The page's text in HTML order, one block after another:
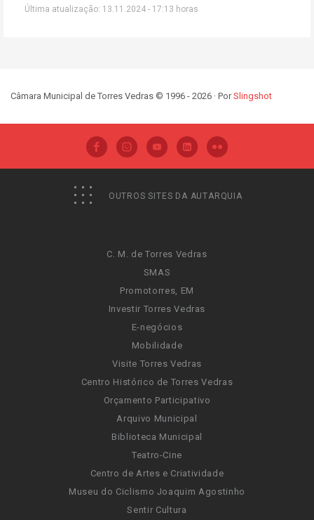
Última atualização: 13.11.2024 - 17:13 horas
Câmara Municipal de Torres Vedras © 1996 - 2026 · PorSlingshot
OUTROS SITES DA AUTARQUIA
C. M. de Torres Vedras
SMAS
Promotorres, EM
Investir Torres Vedras
E-negócios
Mobilidade
Visite Torres Vedras
Centro Histórico de Torres Vedras
Orçamento Participativo
Arquivo Municipal
Biblioteca Municipal
Teatro-Cine
Centro de Artes e Criatividade
Museu do Ciclismo Joaquim Agostinho
Sentir Cultura